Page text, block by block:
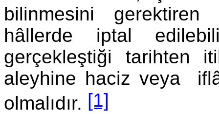
bilinmesini gerektiren
hâllerde iptal
gerçekleştiği tarihten
aleyhine haciz veya
olmalıdır. [1]